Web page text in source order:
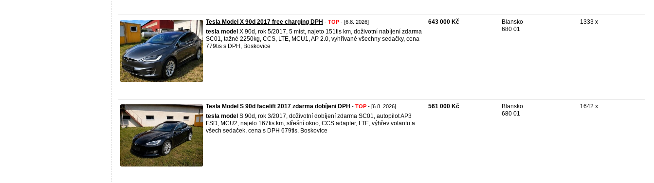
Tesla Model X 90d 2017 free charging DPH - TOP - [6.8. 2026]
tesla model X 90d, rok 5/2017, 5 míst, najeto 151tis km, doživotní nabíjení zdarma
SC01, tažné 2250kg, CCS, LTE, MCU1, AP 2.0, vyhřívané všechny sedačky, cena
779tis s DPH, Boskovice
643 000 Kč
Blansko
680 01
1333 x
Tesla Model S 90d facelift 2017 zdarma dobíjeni DPH - TOP - [6.8. 2026]
tesla model S 90d, rok 3/2017, doživotní dobíjení zdarma SC01, autopilot AP3
FSD, MCU2, najeto 167tis km, střešní okno, CCS adapter, LTE, výhřev volantu a
všech sedaček, cena s DPH 679tis. Boskovice
561 000 Kč
Blansko
680 01
1642 x